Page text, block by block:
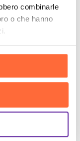
combinarle
o che hanno